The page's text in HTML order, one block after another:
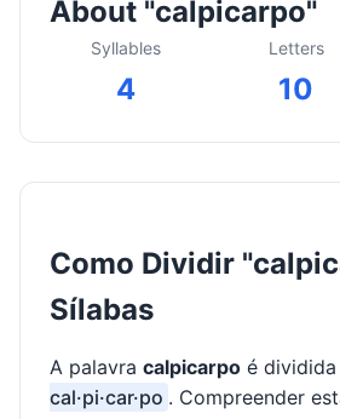
About "calpicarpo"
Syllables
4
Letters
10
Como Dividir
Sílabas
A palavra calpicarpo é dividida
cal·pi·car·po . Compreender